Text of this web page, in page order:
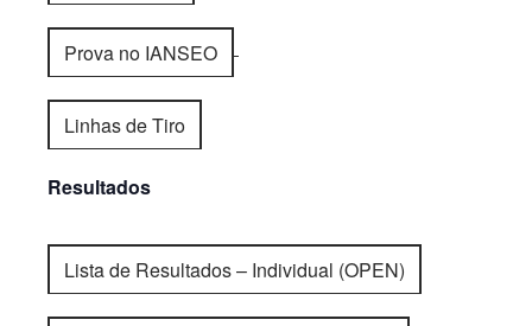
Prova no IANSEO
Linhas de Tiro
Resultados
Lista de Resultados – Individual (OPEN)